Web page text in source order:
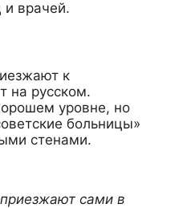
и врачей.
к
на русском.
уровне, но
больницы»
стенами.
сами в